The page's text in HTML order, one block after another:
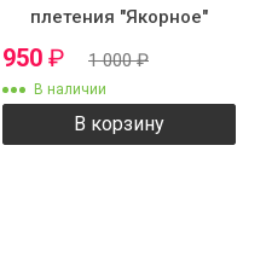
плетения "Якорное"
950 ₽ 1 000₽
В наличии
В корзину